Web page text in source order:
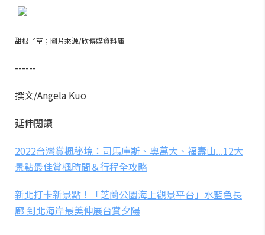
甜根子草；圖片來源/欣傳媒資料庫
------
撰文/Angela Kuo
延伸閱讀
2022台灣賞楓秘境：司馬庫斯、奧萬大、福壽山...12大
景點最佳賞楓時間＆行程全攻略
新北打卡新景點！「芝蘭公園海上觀景平台」水藍色長
廊 到北海岸最美伸展台賞夕陽